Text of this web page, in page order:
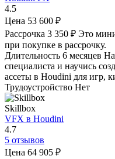
4.5
Цена 53 600 ₽
Рассрочка 3 350 ₽ Это
при покупке в рассрочку.
Длительность 6 месяцев
специалиста и научись
ассеты в Houdini для игр,
Трудоустройство Нет
Skillbox
VFX в Houdini
4.7
5 отзывов
Цена 64 905 ₽